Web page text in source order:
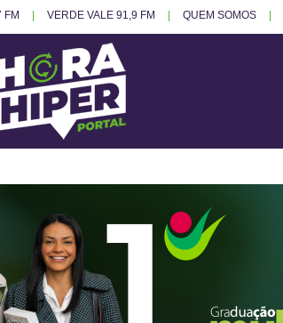
FM VERDE VALE 91,9 FM QUEM SOMOS